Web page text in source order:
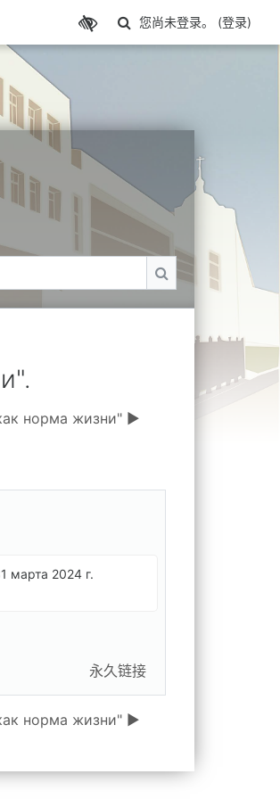
切换搜索输入
您尚未登录。 (登录)
搜索讨论区
норма жизни" ▶︎
марта 2024 г.
永久链接
норма жизни" ▶︎